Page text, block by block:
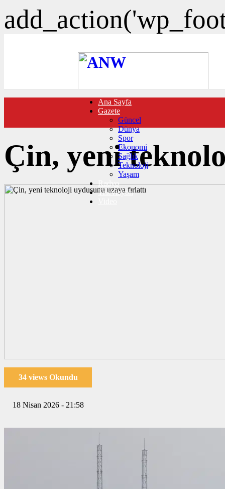
FOTO GALERİ
VIDEO GALERİ
TRAFİK DURUMU
NÖBETÇİ ECZANELER
CANLI SONUÇLAR
HABER GÖNDER
BURÇLAR
İLETİŞİM
Ana Sayfa
Gazete
Güncel
Dünya
Spor
Ekonomi
Sağlık
Teknoloji
Yaşam
Radyo
Televizyon
Çin, yeni
34 views Okundu
18 Nisan 2026 - 21:58